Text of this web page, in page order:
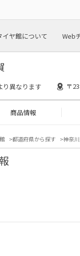
イヤ館について Web
り異なります 〒
商品情報
都道府県から探す 神奈